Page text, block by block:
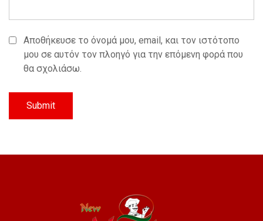
Αποθήκευσε το όνομά μου, email, και τον ιστότοπο
μου σε αυτόν τον πλοηγό για την επόμενη φορά που
θα σχολιάσω.